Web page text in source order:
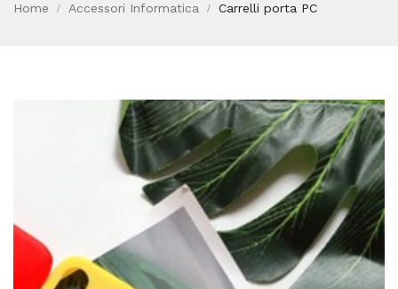
Home Accessori Informatica Carrelli porta PC